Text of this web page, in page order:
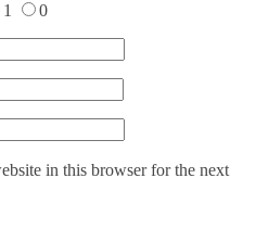
1 0
in this browser for the next